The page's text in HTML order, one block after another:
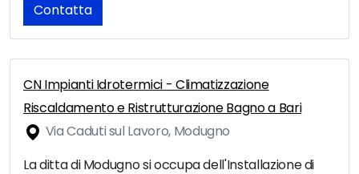
Contatta
CN Impianti Idrotermici - Climatizzazione
Riscaldamento e Ristrutturazione Bagno a Bari
Via Caduti sul Lavoro, Modugno
La ditta di Modugno si occupa dell'Installazione di